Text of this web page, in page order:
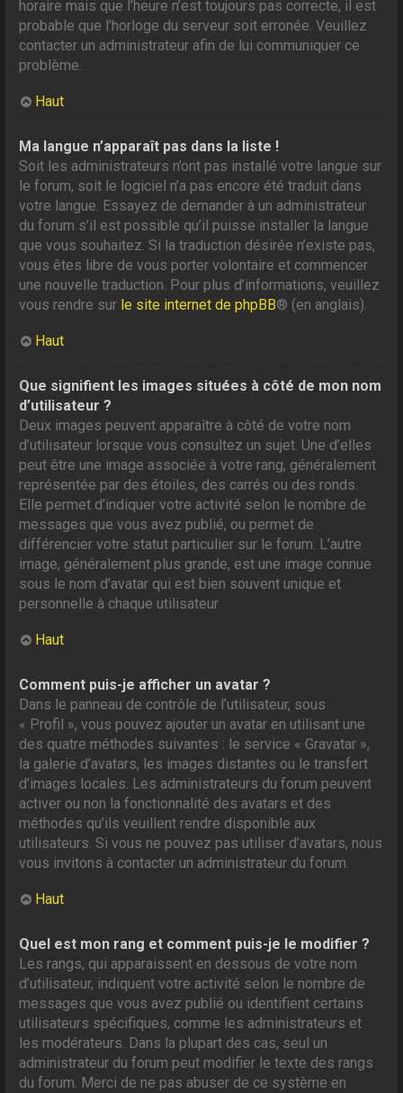
horaire mais que l’heure n’est toujours pas correcte, il est
probable que l’horloge du serveur soit erronée. Veuillez
contacter un administrateur afin de lui communiquer ce
problème.
Haut
Ma langue n’apparaît pas dans la liste !
Soit les administrateurs n’ont pas installé votre langue sur
le forum, soit le logiciel n’a pas encore été traduit dans
votre langue. Essayez de demander à un administrateur
du forum s’il est possible qu’il puisse installer la langue
que vous souhaitez. Si la traduction désirée n’existe pas,
vous êtes libre de vous porter volontaire et commencer
une nouvelle traduction. Pour plus d’informations, veuillez
vous rendre sur le site internet de phpBB® (en anglais).
Haut
Que signifient les images situées à côté de mon nom
d’utilisateur ?
Deux images peuvent apparaître à côté de votre nom
d’utilisateur lorsque vous consultez un sujet. Une d’elles
peut être une image associée à votre rang, généralement
représentée par des étoiles, des carrés ou des ronds.
Elle permet d’indiquer votre activité selon le nombre de
messages que vous avez publié, ou permet de
différencier votre statut particulier sur le forum. L’autre
image, généralement plus grande, est une image connue
sous le nom d’avatar qui est bien souvent unique et
personnelle à chaque utilisateur.
Haut
Comment puis-je afficher un avatar ?
Dans le panneau de contrôle de l’utilisateur, sous
« Profil », vous pouvez ajouter un avatar en utilisant une
des quatre méthodes suivantes : le service « Gravatar »,
la galerie d’avatars, les images distantes ou le transfert
d’images locales. Les administrateurs du forum peuvent
activer ou non la fonctionnalité des avatars et des
méthodes qu’ils veuillent rendre disponible aux
utilisateurs. Si vous ne pouvez pas utiliser d’avatars, nous
vous invitons à contacter un administrateur du forum.
Haut
Quel est mon rang et comment puis-je le modifier ?
Les rangs, qui apparaissent en dessous de votre nom
d’utilisateur, indiquent votre activité selon le nombre de
messages que vous avez publié ou identifient certains
utilisateurs spécifiques, comme les administrateurs et
les modérateurs. Dans la plupart des cas, seul un
administrateur du forum peut modifier le texte des rangs
du forum. Merci de ne pas abuser de ce système en